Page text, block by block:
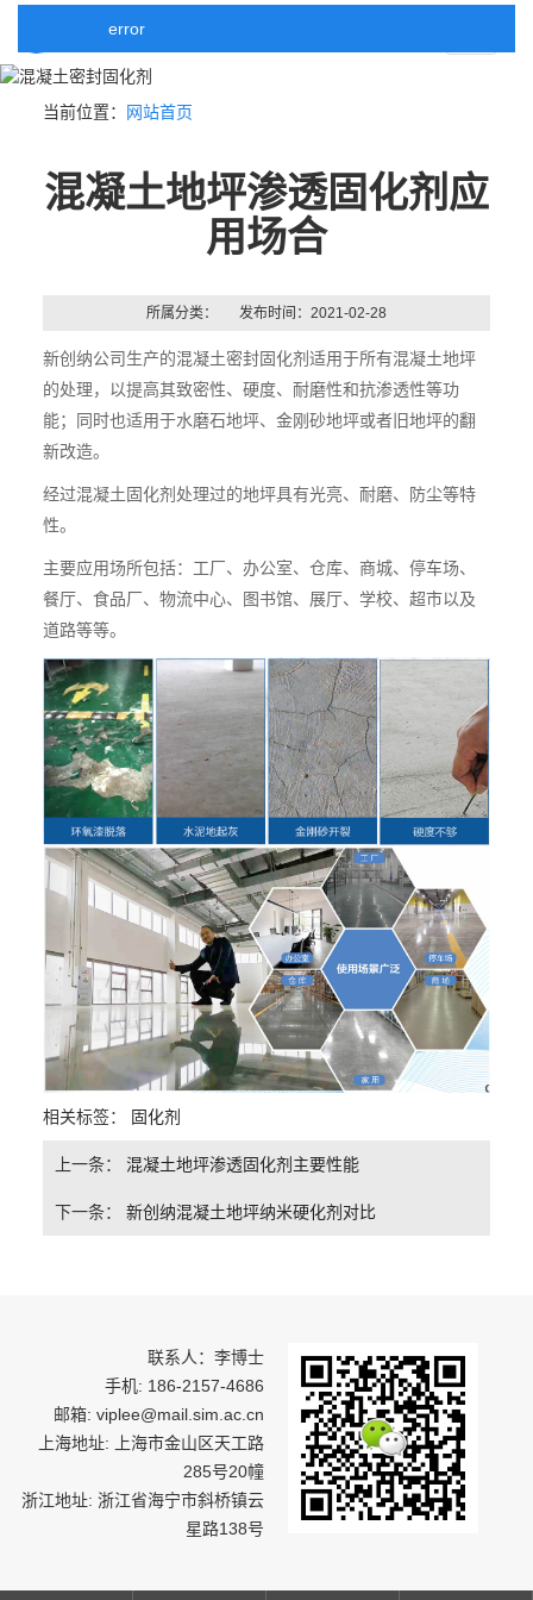
error
当前位置： 网站首页
混凝土地坪渗透固化剂应
用场合
所属分类： 发布时间：2021-02-28
新创纳公司生产的混凝土密封固化剂适用于所有混凝土地坪
的处理，以提高其致密性、硬度、耐磨性和抗渗透性等功
能；同时也适用于水磨石地坪、金刚砂地坪或者旧地坪的翻
新改造。
经过混凝土固化剂处理过的地坪具有光亮、耐磨、防尘等特
性。
主要应用场所包括：工厂、办公室、仓库、商城、停车场、
餐厅、食品厂、物流中心、图书馆、展厅、学校、超市以及
道路等等。
相关标签： 固化剂
上一条： 混凝土地坪渗透固化剂主要性能
下一条： 新创纳混凝土地坪纳米硬化剂对比
联系人：李博士
手机: 186-2157-4686
邮箱: viplee@mail.sim.ac.cn
上海地址: 上海市金山区天工路
285号20幢
浙江地址: 浙江省海宁市斜桥镇云
星路138号